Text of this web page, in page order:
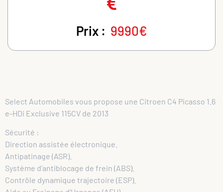
Prix : 9990€
Select Automobiles vous propose une Citroen C4 Picasso 1.6
e-HDi Exclusive 115CV de 2013
Sécurité :
Direction assistée électronique.
Antipatinage (ASR).
Système d’antiblocage de frein (ABS).
Contrôle dynamique trajectoire (ESP).